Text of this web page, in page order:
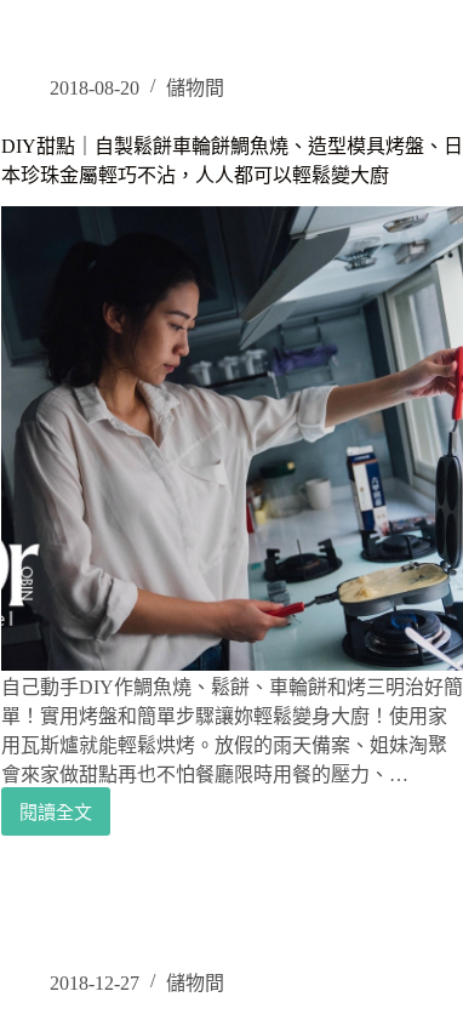
單
熱
即
時.
必
買
｜
烤
起
司
馬
獨
賣
商
品/
聖
誕
跨
年
狂
歡
好
朋
友/
大
成
集
品
多
2018-08-20 儲物間
DIY甜點｜自製鬆餅車輪餅鯛魚燒、造型模具烤盤、日
本珍珠金屬輕巧不沾，人人都可以輕鬆變大廚
自己動手DIY作鯛魚燒、鬆餅、車輪餅和烤三明治好簡
單！實用烤盤和簡單步驟讓妳輕鬆變身大廚！使用家
用瓦斯爐就能輕鬆烘烤。放假的雨天備案、姐妹淘聚
會來家做甜點再也不怕餐廳限時用餐的壓力、…
閱讀全文
DIY
鬆
2018-12-27 儲物間